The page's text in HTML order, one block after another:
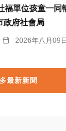
福單位孩童一同
政府社會局
2026年八月09日
最新新聞